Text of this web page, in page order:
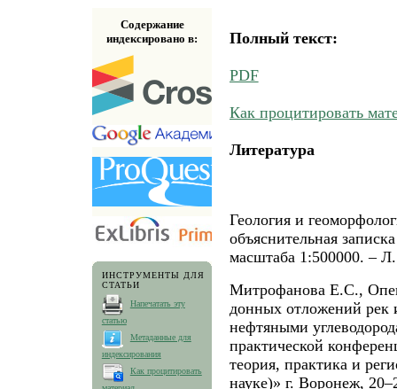
Содержание
индексировано в:
ИНСТРУМЕНТЫ ДЛЯ
СТАТЬИ
Напечатать эту
статью
Метаданные для
индексирования
Как процитировать
Полный текст:
PDF
Как процитировать
Литература
Геология и
объяснительная
масштаба 1:500000. –
Митрофанова Е.С.,
донных отложений рек
нефтяными
практической
теория, практика и
науке)» г. Воронеж,